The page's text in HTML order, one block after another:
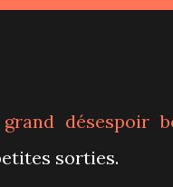
désespoir
sorties.